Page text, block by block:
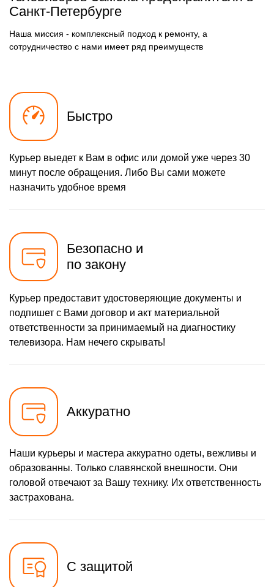
Прошивка / разблокировка
900 р
1300 р
Замена предохранителя
Замена платы обработки
видеосигнала
Замена конденсатора
Замена кнопок
управления
1200 р
Замена ИК-приемника
1500 р
Замена SCART-разъема
Замена шнура питания
1500 р
Замена разъема питания Заказать
Восстановление после
попадания влаги
1600 р
Замена трансформаторов
1800 р
Санкт-Петербурге
Наша миссия - комплексный подход к ремонту, а
сотрудничество с нами имеет ряд преимуществ
Быстро
Курьер выедет к Вам в офис или домой уже через 30
минут после обращения. Либо Вы сами можете
назначить удобное время
Безопасно и
по закону
Курьер предоставит удостоверяющие документы и
подпишет с Вами договор и акт материальной
ответственности за принимаемый на диагностику
телевизора. Нам нечего скрывать!
Аккуратно
Наши курьеры и мастера аккуратно одеты, вежливы и
образованны. Только славянской внешности. Они
головой отвечают за Вашу технику. Их ответственность
застрахована.
С защитой